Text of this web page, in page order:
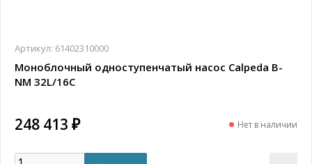
Артикул: 61402310000
Моноблочный одноступенчатый насос Calpeda B-
NM 32L/16C
248 413 ₽ Нет в наличии